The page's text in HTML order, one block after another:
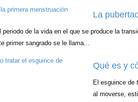
La
periodo de la vida en el que se produce la
primer sangrado se le llama...
Qué es y
El esguince de
al moverse,